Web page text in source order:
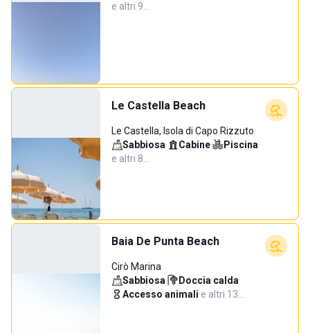
e altri 9…
Le Castella Beach
Le Castella, Isola di Capo Rizzuto
Sabbiosa· Cabine· Piscina·
e altri 8…
Baia De Punta Beach
Cirò Marina
Sabbiosa· Doccia calda·
Accesso animali·e altri 13…